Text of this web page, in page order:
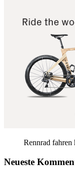
Rennrad fahren
Neueste